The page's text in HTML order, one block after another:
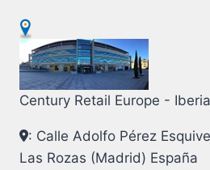
Century Retail Europe - Iberia
: Calle Adolfo Pérez
Las Rozas (Madrid) España